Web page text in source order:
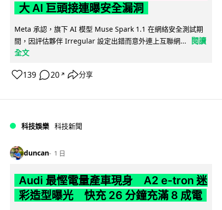
大 AI 巨頭接連曝安全漏洞
Meta 承認，旗下 AI 模型 Muse Spark 1.1 在網絡安全測試期
間，因評估夥伴 Irregular 設定出錯而意外連上互聯網...
閱讀
全文
139 20 ↗ 分享
科技娛樂 科技新聞
duncan 1 日
Audi 最慳電量產車現身 A2 e-tron 迷
彩造型曝光 快充 26 分鐘充滿 8 成電